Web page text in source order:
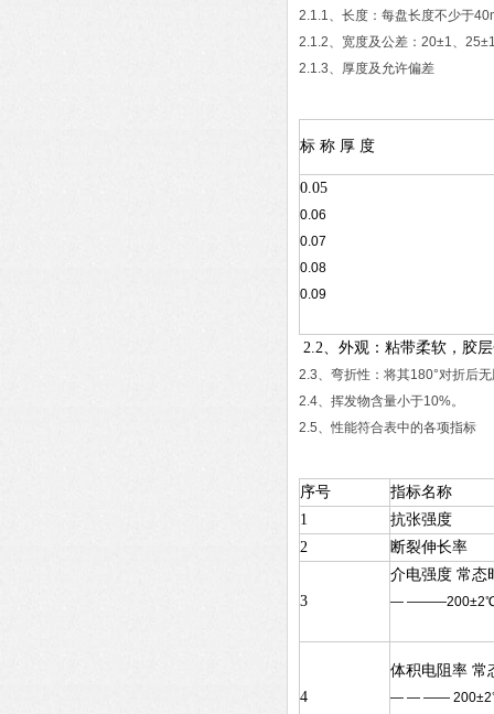
2.1.1、长度：每盘长度不少于
2.1.2、宽度及公差：20±1、
2.1.3、厚度及允许偏差
标 称 厚 度
0.05
0.06
0.07
0.08
0.09
2.2、外观：粘带柔软，胶
2.3、弯折性：将其180°对折后
2.4、挥发物含量小于10%。
2.5、性能符合表中的各项指标
序号
指标名称
1
抗张强度
2
断裂伸长率
3
介电强度 常态
—
4
体积电阻率 常
— — ——